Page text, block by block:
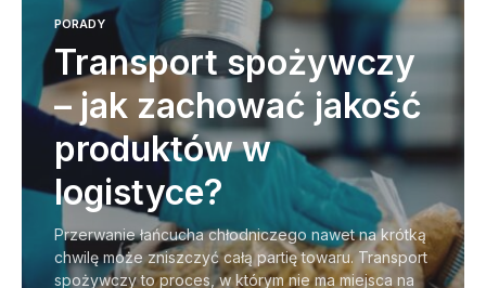
PORADY
Transport spożywczy
– jak zachować jakość
produktów w
logistyce?
Przerwanie łańcucha chłodniczego nawet na krótką
chwilę może zniszczyć całą partię towaru. Transport
spożywczy to proces, w którym nie ma miejsca na